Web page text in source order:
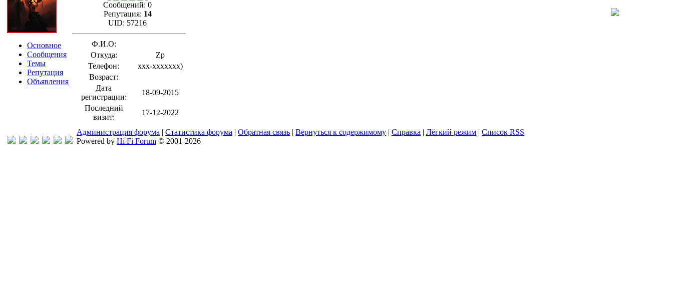
Основное
Сообщения
Темы
Репутация
Объявления
Сообщений: 0
Репутация: 14
UID: 57216
Ф.И.О:
Откуда:
Zp
Телефон:
xxx-xxxxxxx)
Возраст:
Дата
регистрации:
18-09-2015
Последний
визит:
17-12-2022
Администрация форума | Статистика форума | Обратная связь | Вернуться к содержимому | Справка | Лёгкий режим | Список RSS
Powered by Hi Fi Forum © 2001-2026